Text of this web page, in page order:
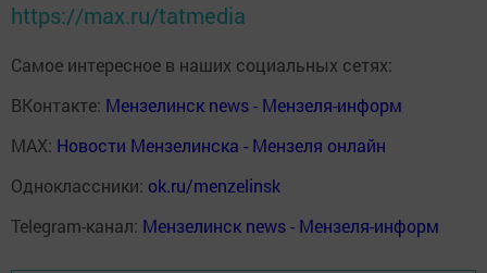
https://max.ru/tatmedia
Самое интересное в наших социальных сетях:
ВКонтакте: Мензелинск news - Мензеля-информ
MAX: Новости Мензелинска - Мензеля онлайн
Одноклассники: ok.ru/menzelinsk
Telegram-канал: Мензелинск news - Мензеля-информ